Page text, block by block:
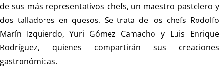
de sus más representativos chefs, un maestro pastelero y
dos talladores en quesos. Se trata de los chefs Rodolfo
Marín Izquierdo, Yuri Gómez Camacho y Luis Enrique
Rodríguez, quienes compartirán sus creaciones
gastronómicas.